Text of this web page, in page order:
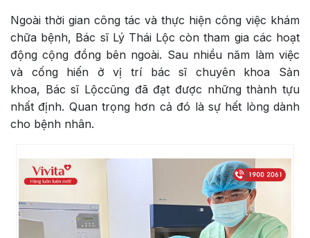
Ngoài thời gian công tác và thực hiện công việc khám
chữa bệnh, Bác sĩ Lý Thái Lộc còn tham gia các hoạt
động cộng đồng bên ngoài. Sau nhiều năm làm việc
và cống hiến ở vị trí bác sĩ chuyên khoa Sản
khoa, Bác sĩ Lộccũng đã đạt được những thành tựu
nhất định. Quan trọng hơn cả đó là sự hết lòng dành
cho bệnh nhân.